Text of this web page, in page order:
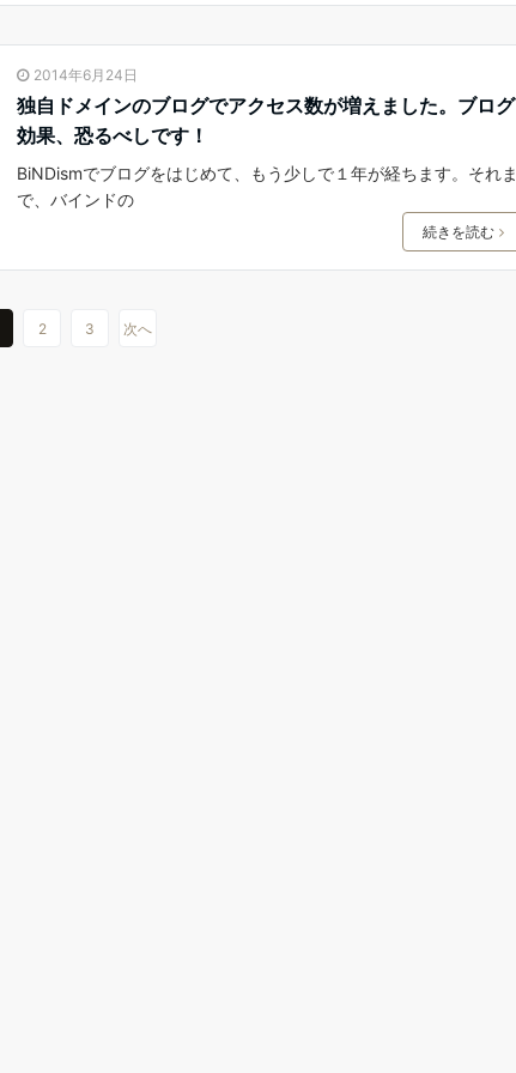
2014年6月24日
独自ドメインのブログでアクセス数が増えました。ブログ
効果、恐るべしです！
BiNDismでブログをはじめて、もう少しで１年が経ちます。それま
で、バインドの
続きを読む
2 3 次へ